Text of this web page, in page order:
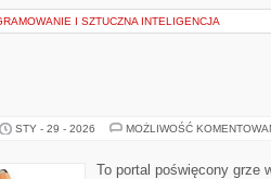
I SZTUCZNA INTELIGENCJA
STY - 29 - 2026 MOŻLIWOŚĆ
To portal poświęcony grze